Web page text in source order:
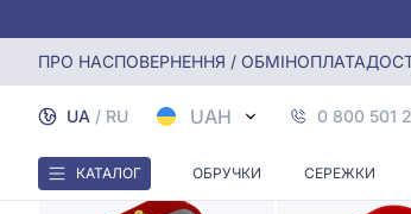
ПРО НАСПОВЕРНЕННЯ / ОБМІНОПЛАТА
UA / RU UAH 0 800 501
КАТАЛОГ ОБРУЧКИ СЕРЕЖКИ
Головна Футляри Футляри для прикрас